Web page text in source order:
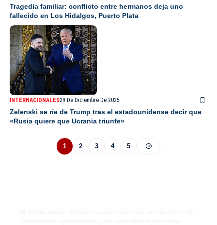
Tragedia familiar: conflicto entre hermanos deja uno
fallecido en Los Hidalgos, Puerto Plata
INTERNACIONALES29 De Diciembre De 2025
Zelenski se ríe de Trump tras el estadounidense decir que
«Rusia quiere que Ucrania triunfe»
1 2 3 4 5